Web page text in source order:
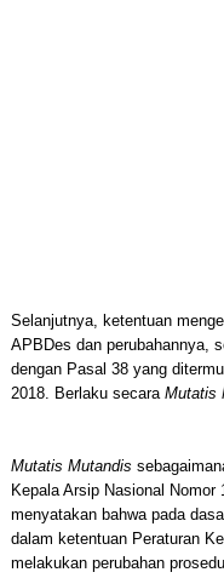
Selanjutnya, ketentuan
APBDes dan perubahannya,
dengan Pasal 38 yang
2018. Berlaku secara Mutatis
Mutatis Mutandis
Kepala Arsip Nasional Nomor
menyatakan bahwa pada
dalam ketentuan Peraturan
melakukan perubahan